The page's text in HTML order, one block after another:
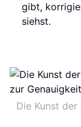
gibt,
siehst.
Die Kunst